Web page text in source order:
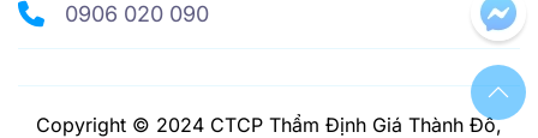
0906 020 090
Copyright © 2024 CTCP Thẩm Định Giá Thành Đô,